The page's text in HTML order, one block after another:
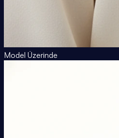
Model Üzerinde